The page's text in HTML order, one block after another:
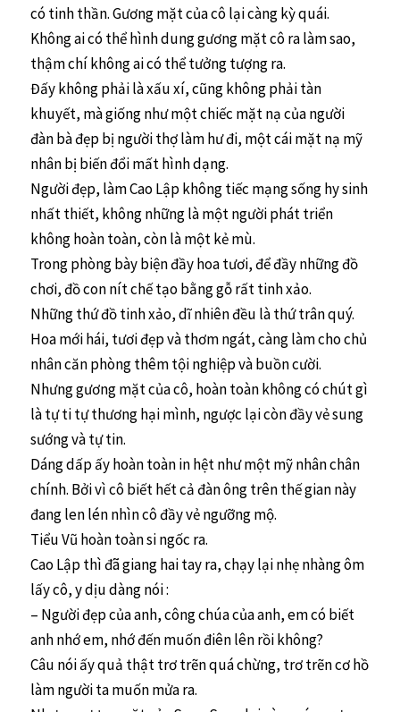
có tinh thần. Gương mặt của cô lại càng kỳ quái.
Không ai có thể hình dung gương mặt cô ra làm sao,
thậm chí không ai có thể tưởng tượng ra.
Đấy không phải là xấu xí, cũng không phải tàn
khuyết, mà giống như một chiếc mặt nạ của người
đàn bà đẹp bị người thợ làm hư đi, một cái mặt nạ mỹ
nhân bị biến đổi mất hình dạng.
Người đẹp, làm Cao Lập không tiếc mạng sống hy sinh
nhất thiết, không những là một người phát triển
không hoàn toàn, còn là một kẻ mù.
Trong phòng bày biện đầy hoa tươi, để đầy những đồ
chơi, đồ con nít chế tạo bằng gỗ rất tinh xảo.
Những thứ đồ tinh xảo, dĩ nhiên đều là thứ trân quý.
Hoa mới hái, tươi đẹp và thơm ngát, càng làm cho chủ
nhân căn phòng thêm tội nghiệp và buồn cười.
Nhưng gương mặt của cô, hoàn toàn không có chút gì
là tự ti tự thương hại mình, ngược lại còn đầy vẻ sung
sướng và tự tin.
Dáng dấp ấy hoàn toàn in hệt như một mỹ nhân chân
chính. Bởi vì cô biết hết cả đàn ông trên thế gian này
đang len lén nhìn cô đầy vẻ ngưỡng mộ.
Tiểu Vũ hoàn toàn si ngốc ra.
Cao Lập thì đã giang hai tay ra, chạy lại nhẹ nhàng ôm
lấy cô, y dịu dàng nói :
– Người đẹp của anh, công chúa của anh, em có biết
anh nhớ em, nhớ đến muốn điên lên rồi không?
Câu nói ấy quả thật trơ trẽn quá chừng, trơ trẽn cơ hồ
làm người ta muốn mửa ra.